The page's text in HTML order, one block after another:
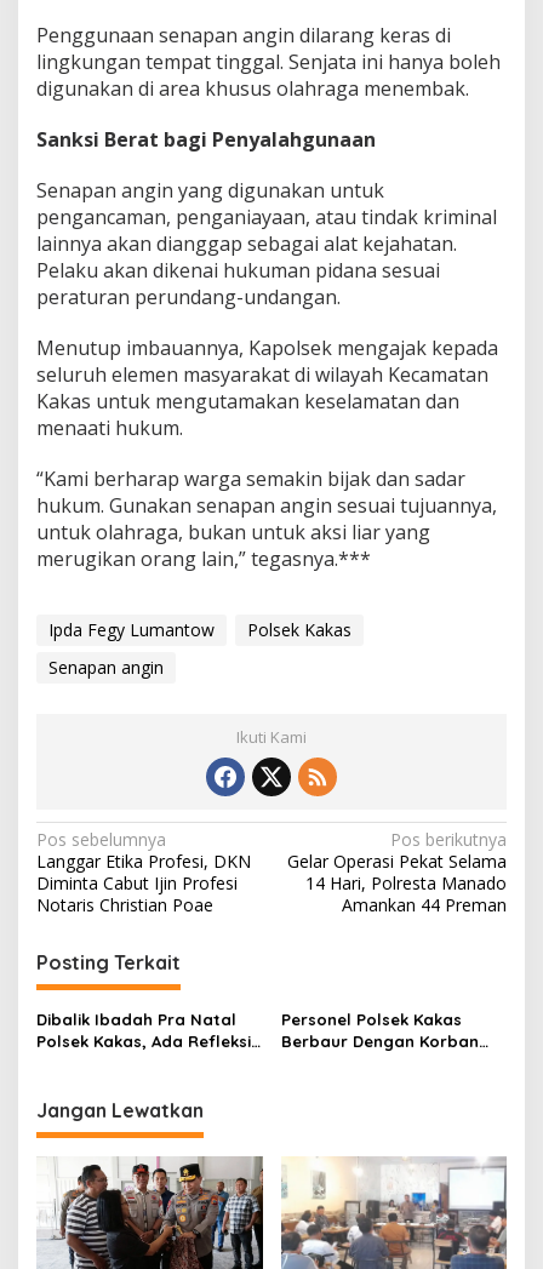
Penggunaan senapan angin dilarang keras di
lingkungan tempat tinggal. Senjata ini hanya boleh
digunakan di area khusus olahraga menembak.
Sanksi Berat bagi Penyalahgunaan
Senapan angin yang digunakan untuk
pengancaman, penganiayaan, atau tindak kriminal
lainnya akan dianggap sebagai alat kejahatan.
Pelaku akan dikenai hukuman pidana sesuai
peraturan perundang-undangan.
Menutup imbauannya, Kapolsek mengajak kepada
seluruh elemen masyarakat di wilayah Kecamatan
Kakas untuk mengutamakan keselamatan dan
menaati hukum.
“Kami berharap warga semakin bijak dan sadar
hukum. Gunakan senapan angin sesuai tujuannya,
untuk olahraga, bukan untuk aksi liar yang
merugikan orang lain,” tegasnya.***
Ipda Fegy Lumantow
Polsek Kakas
Senapan angin
Ikuti Kami
Navigasi
pos
Pos sebelumnya
Langgar Etika Profesi, DKN
Diminta Cabut Ijin Profesi
Notaris Christian Poae
Pos berikutnya
Gelar Operasi Pekat Selama
14 Hari, Polresta Manado
Amankan 44 Preman
Posting Terkait
Dibalik Ibadah Pra Natal
Polsek Kakas, Ada Refleksi
Sesama
Personel Polsek Kakas
Berbaur Dengan Korban
Jangan Lewatkan